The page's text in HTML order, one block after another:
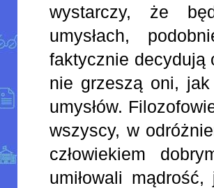
wystarczy, że
umysłach,
faktycznie decydują
nie grzeszą oni,
umysłów.
wszyscy, w
człowiekiem
umiłowali